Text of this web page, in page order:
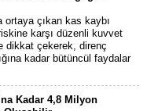
çıkan kas kaybı
karşı düzenli kuvvet
dikkat çekerek, direnç
kadar bütüncül faydalar
Kadar 4,8 Milyon